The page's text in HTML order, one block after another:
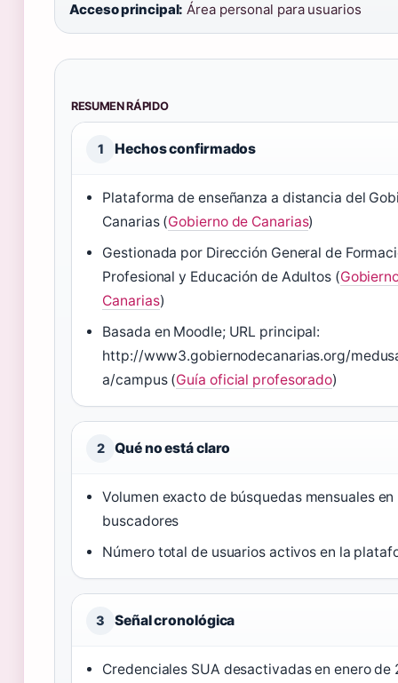
Acceso principal: Área personal para usuarios
RESUMEN RÁPIDO
1 Hechos confirmados
Plataforma de enseñanza a distancia del
Canarias (Gobierno de Canarias)
Gestionada por Dirección General de
Profesional y Educación de Adultos (
Canarias)
Basada en Moodle; URL principal:
http://www3.gobiernodecanarias.org/
a/campus (Guía oficial profesorado)
2 Qué no está claro
Volumen exacto de búsquedas mensuales en
buscadores
Número total de usuarios activos en la
3 Señal cronológica
Credenciales SUA desactivadas en enero de